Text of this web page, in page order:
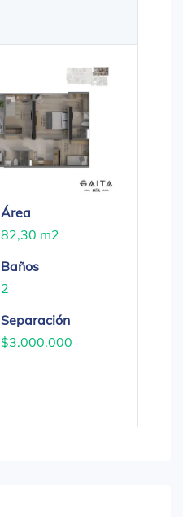
Área
82,30 m2
Baños
2
Separación
$3.000.000